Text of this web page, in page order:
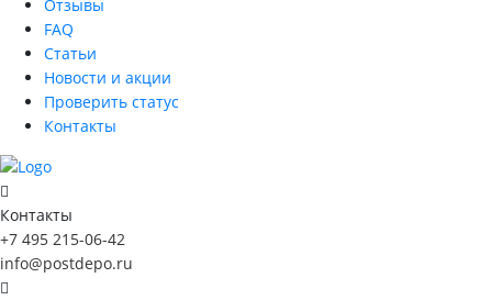
Отзывы
FAQ
Статьи
Новости и акции
Проверить статус
Контакты
Контакты
+7 495 215-06-42
info@postdepo.ru